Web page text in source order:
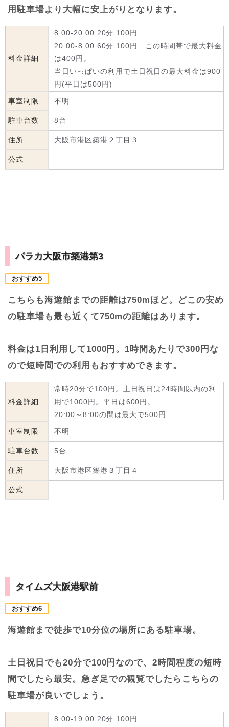
用駐車場より大幅に安上がりとなります。
料金詳細
8:00-20:00 20分 100円
20:00-8:00 60分 100円 この時間帯で最大料金
は400円。
当日いっぱいの利用で土日祝日の最大料金は900
円(平日は500円)
車室制限 不明
駐車台数 8台
住所 大阪市港区築港２丁目３
公式
パラカ大阪市築港第3
おすすめ5
こちらも海遊館までの距離は750mほど。どこの安め
の駐車場も最も近くて750mの距離はあります。
料金は1日利用して1000円。1時間あたりで300円な
ので短時間での利用もおすすめできます。
料金詳細
常時20分で100円。土日祝日は24時間以内の利
用で1000円。平日は600円。
20:00～8:00の間は最大で500円
車室制限 不明
駐車台数 5台
住所 大阪市港区築港３丁目４
公式
タイムズ大阪港駅前
おすすめ6
海遊館まで徒歩で10分位の場所にある駐車場。
土日祝日でも20分で100円なので、2時間程度の短時
間でしたら最安。急ぎ足での観覧でしたらこちらの
駐車場が良いでしょう。
8:00-19:00 20分 100円